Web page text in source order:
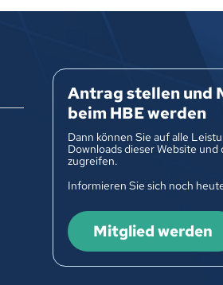
Antrag stellen und
beim HBE werden
Dann können Sie auf alle
Downloads dieser Website und
zugreifen.
Informieren Sie sich noch
Mitglied werden